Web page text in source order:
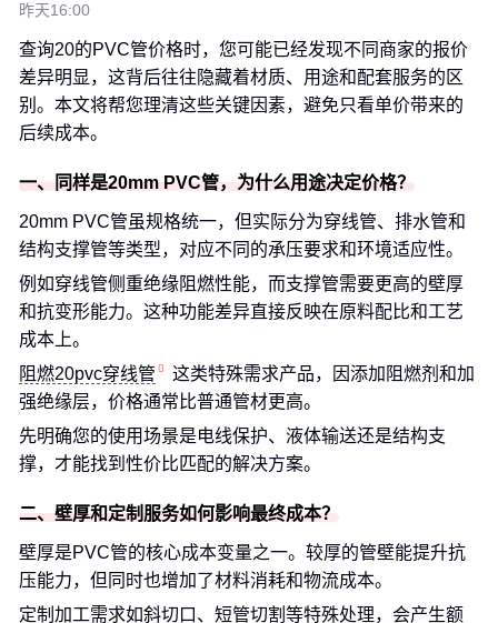
昨天16:00
查询20的PVC管价格时，您可能已经发现不同商家的报价
差异明显，这背后往往隐藏着材质、用途和配套服务的区
别。本文将帮您理清这些关键因素，避免只看单价带来的
后续成本。
一、同样是20mm PVC管，为什么用途决定价格？
20mm PVC管虽规格统一，但实际分为穿线管、排水管和
结构支撑管等类型，对应不同的承压要求和环境适应性。
例如穿线管侧重绝缘阻燃性能，而支撑管需要更高的壁厚
和抗变形能力。这种功能差异直接反映在原料配比和工艺
成本上。
阻燃20pvc穿线管
这类特殊需求产品，因添加阻燃剂和加
强绝缘层，价格通常比普通管材更高。
先明确您的使用场景是电线保护、液体输送还是结构支
撑，才能找到性价比匹配的解决方案。
二、壁厚和定制服务如何影响最终成本？
壁厚是PVC管的核心成本变量之一。较厚的管壁能提升抗
压能力，但同时也增加了材料消耗和物流成本。
定制加工需求如斜切口、短管切割等特殊处理，会产生额